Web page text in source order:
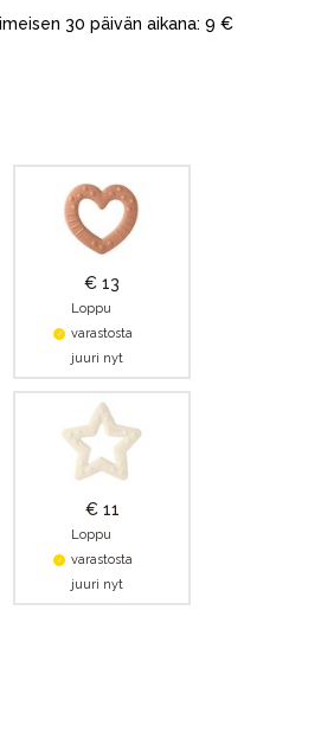
30 päivän aikana: 9 €
€ 13
Loppu
varastosta
juuri nyt
€ 11
Loppu
varastosta
juuri nyt